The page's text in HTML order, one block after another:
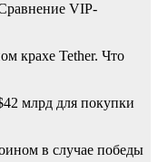
VIP-
крахе Tether. Что
млрд для покупки
в случае победы